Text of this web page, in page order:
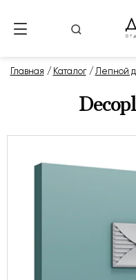
Главная Каталог Лепной